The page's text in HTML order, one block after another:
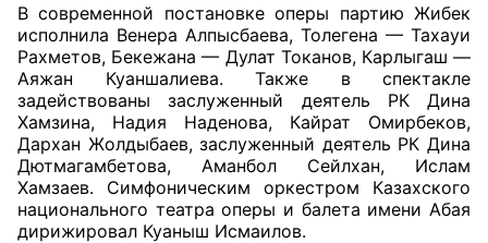
В современной постановке оперы партию Жибек
исполнила Венера Алпысбаева, Толегена — Тахауи
Рахметов, Бекежана — Дулат Токанов, Карлыгаш —
Аяжан Куаншалиева. Также в спектакле
задействованы заслуженный деятель РК Дина
Хамзина, Надия Наденова, Кайрат Омирбеков,
Дархан Жолдыбаев, заслуженный деятель РК Дина
Дютмагамбетова, Аманбол Сейлхан, Ислам
Хамзаев. Симфоническим оркестром Казахского
национального театра оперы и балета имени Абая
дирижировал Куаныш Исмаилов.